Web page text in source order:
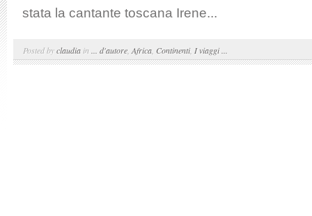
stata la cantante toscana Irene...
Posted byclaudia in ... d'autore Africa Continenti, I viaggi ...